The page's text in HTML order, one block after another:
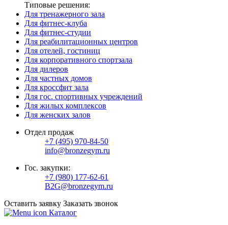
Типовые решения:
Для тренажерного зала
Для фитнес-клуба
Для фитнес-студии
Для реабилитационных центров
Для отелей, гостиниц
Для корпоративного спортзала
Для дилеров
Для частных домов
Для кроссфит зала
Для гос. спортивных учреждений
Для жилых комплексов
Для женских залов
Отдел продаж
+7 (495) 970-84-50
info@bronzegym.ru
Гос. закупки:
+7 (980) 177-62-61
B2G@bronzegym.ru
Оставить заявку Заказать звонок
Каталог